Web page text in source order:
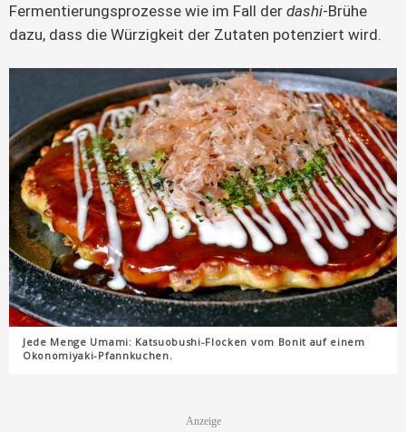
Fermentierungsprozesse wie im Fall der dashi-Brühe
dazu, dass die Würzigkeit der Zutaten potenziert wird.
Jede Menge Umami: Katsuobushi-Flocken vom Bonit auf einem
Okonomiyaki-Pfannkuchen.